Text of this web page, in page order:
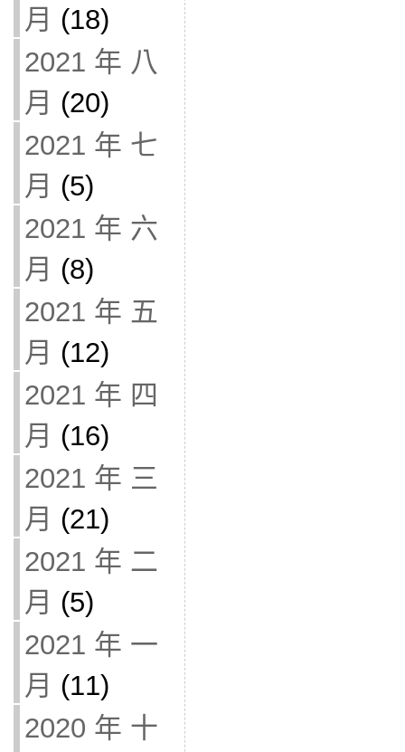
月 (18)
2021 年 八
月 (20)
2021 年 七
月 (5)
2021 年 六
月 (8)
2021 年 五
月 (12)
2021 年 四
月 (16)
2021 年 三
月 (21)
2021 年 二
月 (5)
2021 年 一
月 (11)
2020 年 十